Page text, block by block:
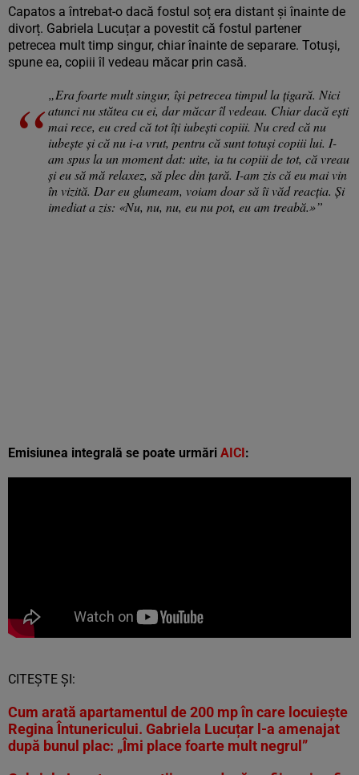
Capatos a întrebat-o dacă fostul soț era distant și înainte de
divorț. Gabriela Lucuțar a povestit că fostul partener
petrecea mult timp singur, chiar înainte de separare. Totuși,
spune ea, copiii îl vedeau măcar prin casă.
„Era foarte mult singur, își petrecea timpul la țigară. Nici
atunci nu stătea cu ei, dar măcar îl vedeau. Chiar dacă ești
mai rece, eu cred că tot îți iubești copiii. Nu cred că nu
iubește și că nu i-a vrut, pentru că sunt totuși copiii lui. I-
am spus la un moment dat: uite, ia tu copiii de tot, că vreau
și eu să mă relaxez, să plec din țară. I-am zis că eu mai vin
în vizită. Dar eu glumeam, voiam doar să îi văd reacția. Și
imediat a zis: «Nu, nu, nu, eu nu pot, eu am treabă.»”
Emisiunea integrală se poate urmări AICI:
CITEȘTE ȘI:
Cum arată apartamentul de 200 mp în care locuiește
Regina Întunericului. Gabriela Lucuțar l-a amenajat
după bunul plac: „Îmi place foarte mult negrul”